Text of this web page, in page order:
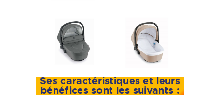
Ses caractéristiques et leurs
bénéfices sont les suivants :